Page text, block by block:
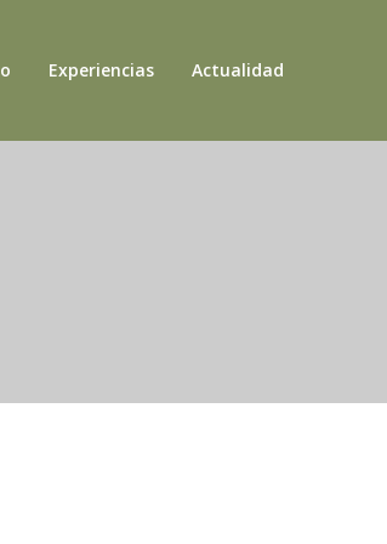
Experiencias Actualidad